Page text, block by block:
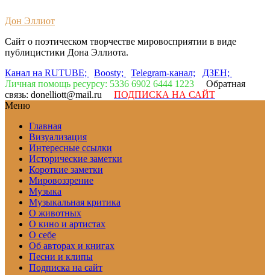
Дон Эллиот
Сайт о поэтическом творчестве мировосприятии в виде
публицистики Дона Эллиота.
Канал на RUTUBE;
Boosty; Telegram-канал;
ДЗЕН;
Личная помощь ресурсу: 5336 6902 6444 1223
Обратная
связь: donelliott@mail.ru ПОДПИСКА НА САЙТ
Меню
Главная
Визуализация
Интересные ссылки
Исторические заметки
Короткие заметки
Мировоззрение
Музыка
Музыкальная критика
О животных
О кино и артистах
О себе
Об авторах и книгах
Песни и клипы
Подписка на сайт